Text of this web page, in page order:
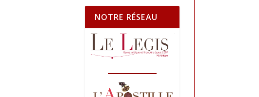
NOTRE RÉSEAU